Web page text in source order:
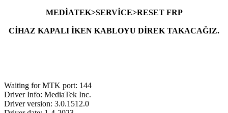
MEDİATEK>SERVİCE>RESET FRP
CİHAZ KAPALI İKEN KABLOYU DİREK TAKACAĞIZ.
Waiting for MTK port: 144
Driver Info: MediaTek Inc.
Driver version: 3.0.1512.0